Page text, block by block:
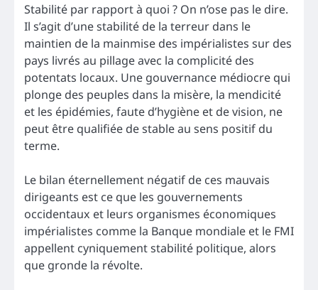
Stabilité par rapport à quoi ? On n’ose pas le dire.
Il s’agit d’une stabilité de la terreur dans le
maintien de la mainmise des impérialistes sur des
pays livrés au pillage avec la complicité des
potentats locaux. Une gouvernance médiocre qui
plonge des peuples dans la misère, la mendicité
et les épidémies, faute d’hygiène et de vision, ne
peut être qualifiée de stable au sens positif du
terme.
Le bilan éternellement négatif de ces mauvais
dirigeants est ce que les gouvernements
occidentaux et leurs organismes économiques
impérialistes comme la Banque mondiale et le FMI
appellent cyniquement stabilité politique, alors
que gronde la révolte.